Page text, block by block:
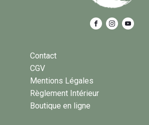
Contact
CGV
Mentions Légales
Règlement Intérieur
Boutique en ligne